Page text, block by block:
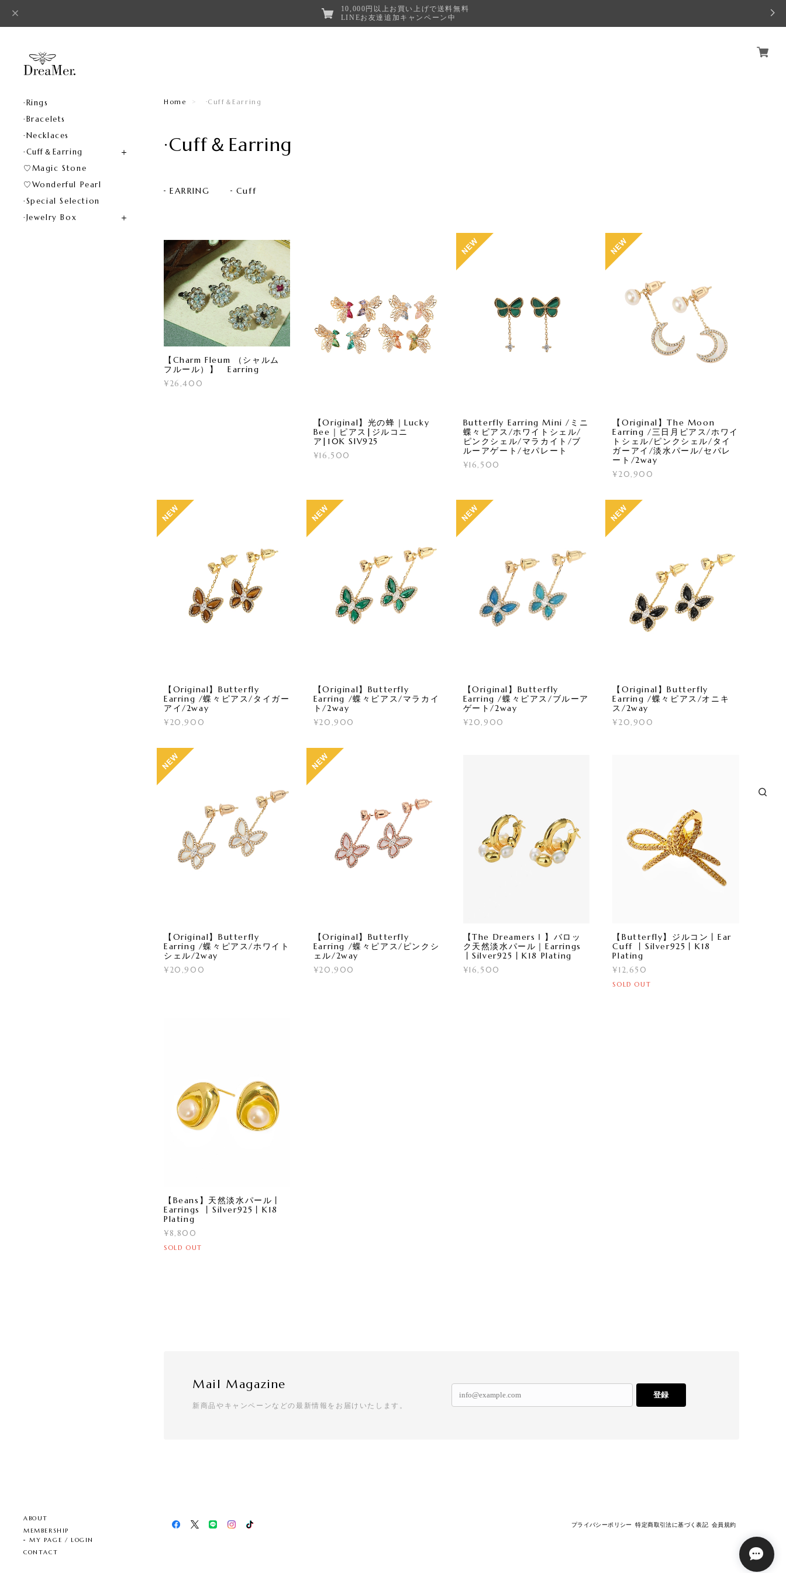
10,000円以上お買い上げで送料無料
LINEお友達追加キャンペーン中
·Rings
·Bracelets
·Necklaces
·Cuff＆Earring
♡Magic Stone
♡Wonderful Pearl
·Special Selection
·Jewelry Box
ABOUT
MEMBERSHIP
MY PAGE / LOGIN
CONTACT
Home ·Cuff＆Earring
·Cuff＆Earring
EARRING Cuff
【Charm Fleum （シャルム
フルール）】 Earring
¥26,400
【Original】光の蜂｜Lucky
Bee｜ピアス|ジルコニ
ア|10K SIV925
¥16,500
Butterfly Earring Mini /ミニ
蝶々ピアス/ホワイトシェル/
ピンクシェル/マラカイト/ブ
ルーアゲート/セパレート
¥16,500
【Original】The Moon
Earring /三日月ピアス/ホワイ
トシェル/ピンクシェル/タイ
ガーアイ/淡水パール/セパレ
ート/2way
¥20,900
【Original】Butterfly
Earring /蝶々ピアス/タイガー
アイ/2way
¥20,900
【Original】Butterfly
Earring /蝶々ピアス/マラカイ
ト/2way
¥20,900
【Original】Butterfly
Earring /蝶々ピアス/ブルーア
ゲート/2way
¥20,900
【Original】Butterfly
Earring /蝶々ピアス/オニキ
ス/2way
¥20,900
【Original】Butterfly
Earring /蝶々ピアス/ホワイト
シェル/2way
¥20,900
【Original】Butterfly
Earring /蝶々ピアス/ピンクシ
ェル/2way
¥20,900
【The DreamersⅠ】バロッ
ク天然淡水パール｜Earrings
丨Silver925丨K18 Plating
¥16,500
【Butterfly】ジルコン丨Ear
Cuff 丨Silver925丨K18
Plating
¥12,650
SOLD OUT
【Beans】天然淡水パール丨
Earrings 丨Silver925丨K18
Plating
¥8,800
SOLD OUT
Mail Magazine
新商品やキャンペーンなどの最新情報をお届けいたします。
登録
プライバシーポリシー 特定商取引法に基づく表記 会員規約